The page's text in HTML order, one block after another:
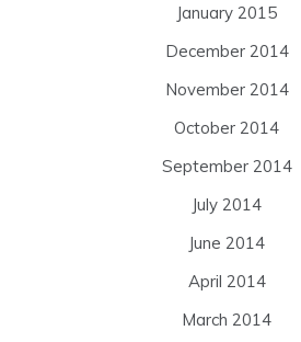
January 2015
December 2014
November 2014
October 2014
September 2014
July 2014
June 2014
April 2014
March 2014